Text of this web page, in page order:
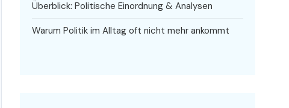
Überblick: Politische Einordnung & Analysen
Warum Politik im Alltag oft nicht mehr ankommt